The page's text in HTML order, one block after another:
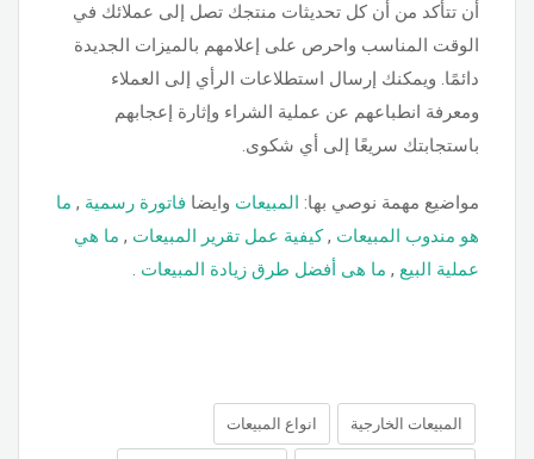
أن تتأكد من أن كل تحديثات منتجك تصل إلى عملائك في
الوقت المناسب واحرص على إعلامهم بالميزات الجديدة
دائمًا. ويمكنك إرسال استطلاعات الرأي إلى العملاء
ومعرفة انطباعهم عن عملية الشراء وإثارة إعجابهم
باستجابتك سريعًا إلى أي شكوى.
مواضيع مهمة نوصي بها: المبيعات وايضا فاتورة رسمية , ما
هو مندوب المبيعات ,كيفية عمل تقرير المبيعات , ما هي
عملية البيع , ما هى أفضل طرق زيادة المبيعات .
المبيعات الخارجية انواع المبيعات